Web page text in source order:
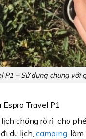
P1 – Sử dụng chung với
Travel P1
chống rò rỉ cho
du lịch, camping,